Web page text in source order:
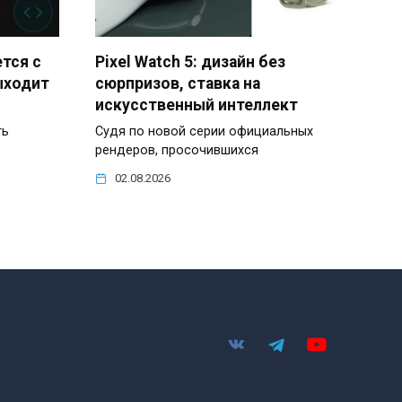
с
Pixel Watch 5: дизайн без
сюрпризов, ставка на
искусственный интеллект
Судя по новой серии официальных
рендеров, просочившихся
02.08.2026